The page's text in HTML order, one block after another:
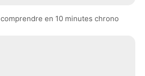
en 10 minutes chrono